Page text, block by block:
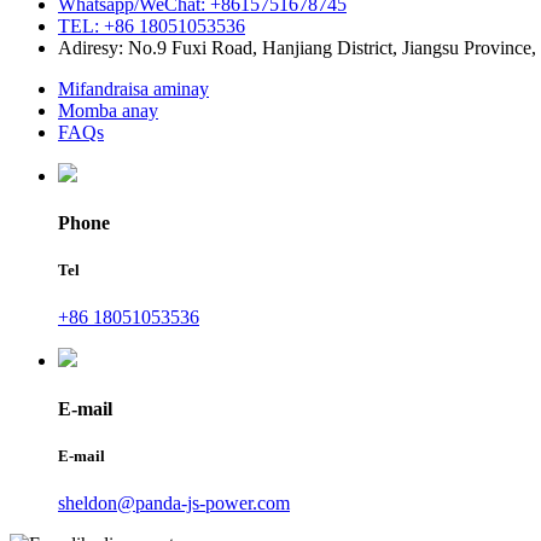
TEL: +86 18051053536
Adiresy: No.9 Fuxi Road, Hanjiang District, Jiangsu Province,
Mifandraisa aminay
Momba anay
FAQs
Phone
Tel
+86 18051053536
E-mail
E-mail
sheldon@panda-js-power.com